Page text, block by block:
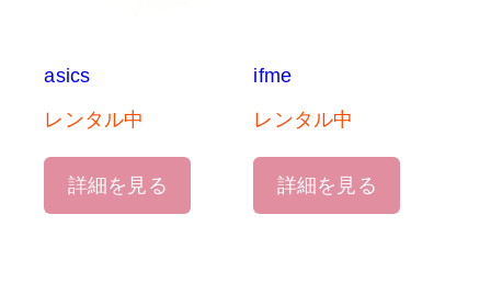
asics
レンタル中
詳細を見る
ifme
レンタル中
詳細を見る